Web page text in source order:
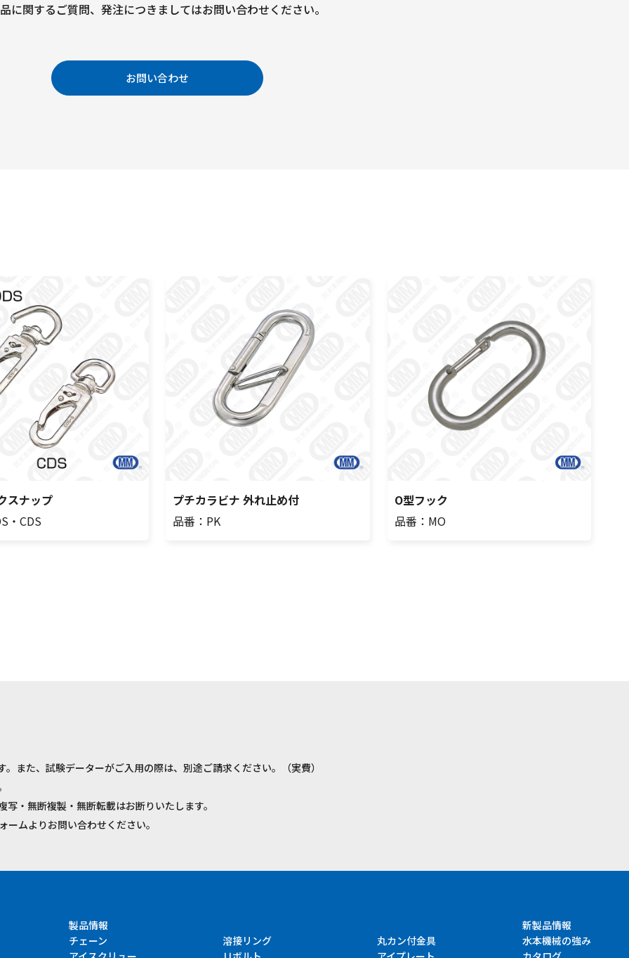
に関するご質問、 発注につきましてはお問い合わせください。
お問い合わせ
スナップ
・CDS
プチカラビナ 外れ止め付
品番：PK
O型フック
品番：MO
また、試験データーがご入用の際は、別途ご請求ください。（実費）
・無断複製・無断転載はお断りいたします。
ムよりお問い合わせください。
製品情報
チェーン
溶接リング
丸カン付金具
新製品情報
水本機械の強み